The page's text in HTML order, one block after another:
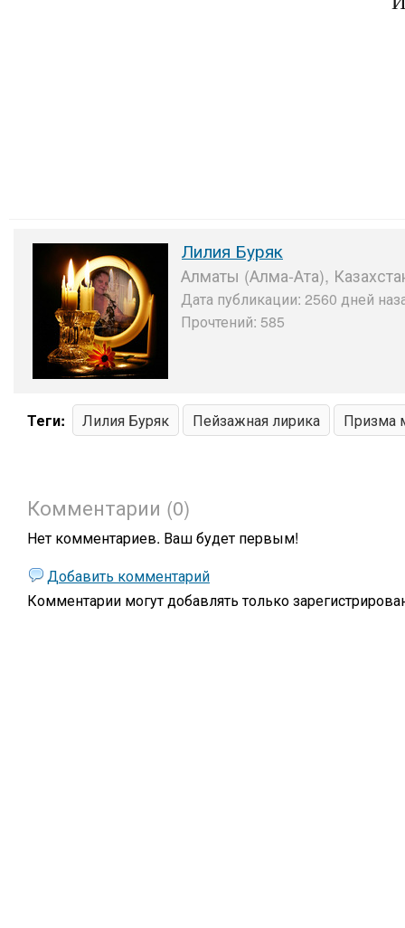
Лилия Буряк
Алматы (Алма-Ата),
Дата публикации: 2560 дней
Прочтений: 585
Теги: Лилия Буряк Пейзажная лирика Призма
Комментарии (0)
Нет комментариев. Ваш будет первым!
Добавить комментарий
Комментарии могут добавлять только